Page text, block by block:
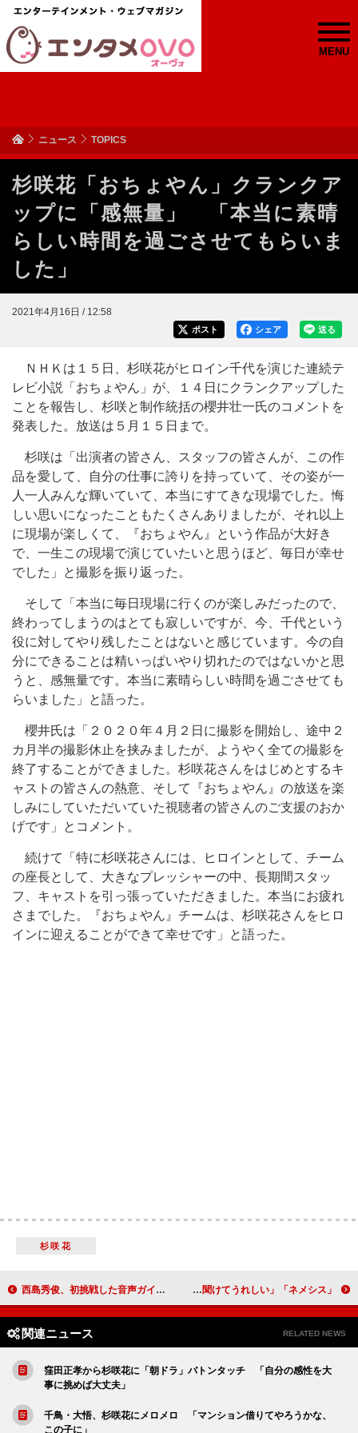
MENU
ニュース TOPICS
杉咲花「おちょやん」クランクア
ップに「感無量」 「本当に素晴
らしい時間を過ごさせてもらいま
した」
2021年4月16日 / 12:58
送る
シェア
ポスト
ＮＨＫは１５日、杉咲花がヒロイン千代を演じた連続テ
レビ小説「おちょやん」が、１４日にクランクアップした
ことを報告し、杉咲と制作統括の櫻井壮一氏のコメントを
発表した。放送は５月１５日まで。
杉咲は「出演者の皆さん、スタッフの皆さんが、この作
品を愛して、自分の仕事に誇りを持っていて、その姿が一
人一人みんな輝いていて、本当にすてきな現場でした。悔
しい思いになったこともたくさんありましたが、それ以上
に現場が楽しくて、『おちょやん』という作品が大好き
で、一生この現場で演じていたいと思うほど、毎日が幸せ
でした」と撮影を振り返った。
そして「本当に毎日現場に行くのが楽しみだったので、
終わってしまうのはとても寂しいですが、今、千代という
役に対してやり残したことはないと感じています。今の自
分にできることは精いっぱいやり切れたのではないかと思
うと、感無量です。本当に素晴らしい時間を過ごさせても
らいました」と語った。
櫻井氏は「２０２０年４月２日に撮影を開始し、途中２
カ月半の撮影休止を挟みましたが、ようやく全ての撮影を
終了することができました。杉咲花さんをはじめとするキ
ャストの皆さんの熱意、そして『おちょやん』の放送を楽
しみにしていただいていた視聴者の皆さんのご支援のおか
げです」とコメント。
続けて「特に杉咲花さんには、ヒロインとして、チーム
の座長として、大きなプレッシャーの中、長期間スタッ
フ、キャストを引っ張っていただきました。本当にお疲れ
さまでした。『おちょやん』チームは、杉咲花さんをヒロ
インに迎えることができて幸せです」と語った。
杉咲花
西島秀俊、初挑戦した音声ガイドの出来は「５０点」 「自分がミイラになるのは嫌」 「ネメシス」広瀬すずと櫻井翔が全力ラップを披露 「久々に翔くんのラップが聞けてうれしい」
関連ニュース RELATED NEWS
窪田正孝から杉咲花に「朝ドラ」バトンタッチ 「自分の感性を大
事に挑めば大丈夫」
千鳥・大悟、杉咲花にメロメロ 「マンション借りてやろうかな、
この子に」